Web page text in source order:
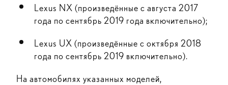
Lexus NX (произведённые с августа 2017
года по сентябрь 2019 года включительно);
Lexus UX (произведённые с октября 2018
года по сентябрь 2019 включительно).
На автомобилях указанных моделей,